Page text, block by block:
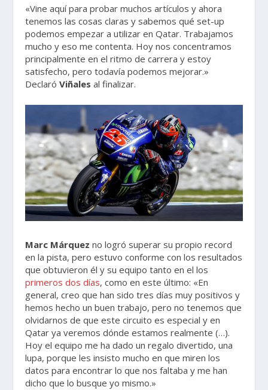
«Vine aquí para probar muchos artículos y ahora
tenemos las cosas claras y sabemos qué set-up
podemos empezar a utilizar en Qatar. Trabajamos
mucho y eso me contenta. Hoy nos concentramos
principalmente en el ritmo de carrera y estoy
satisfecho, pero todavía podemos mejorar.»
DeclaróViñales al finalizar.
Marc Márquez no logró superar su propio record
en la pista, pero estuvo conforme con los resultados
que obtuvieron él y su equipo tanto en el los
primeros dos días, como en este último: «En
general, creo que han sido tres días muy positivos y
hemos hecho un buen trabajo, pero no tenemos que
olvidarnos de que este circuito es especial y en
Qatar ya veremos dónde estamos realmente (…).
Hoy el equipo me ha dado un regalo divertido, una
lupa, porque les insisto mucho en que miren los
datos para encontrar lo que nos faltaba y me han
dicho que lo busque yo mismo.»